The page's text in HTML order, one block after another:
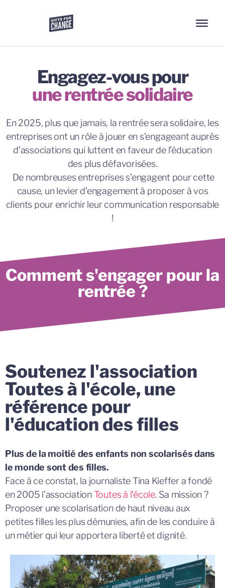
Engagez-vous pour
une rentrée solidaire
En 2025, plus que jamais, la rentrée sera solidaire, les
entreprises ont un rôle à jouer en s’engageant auprès
d’associations qui luttent en faveur de l’éducation
des plus défavorisées.
De nombreuses entreprises s’engagent pour cette
cause, un levier d’engagement à proposer à vos
clients pour enrichir leur communication responsable
!
Comment s'engager pour la
rentrée ?
Soutenez l'association
Toutes à l'école, une
référence pour
l'éducation des filles
Plus de la moitié des enfants non scolarisés dans
le monde sont des filles.
Face à ce constat, la journaliste Tina Kieffer a fondé
en 2005 l’association Toutes à l’école. Sa mission ?
Proposer une scolarisation de haut niveau aux
petites filles les plus démunies, afin de les conduire à
un métier qui leur apportera liberté et dignité.